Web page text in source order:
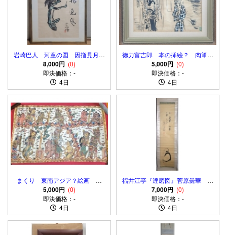
岩崎巴人 河童の図 因指見月
肉筆、紙本 額入り
8,000円 (0)
即決価格：-
4日
徳力富吉郎 本の挿絵？ 肉筆、
額入り
5,000円 (0)
即決価格：-
4日
まくり 東南アジア？絵画 布
地、キャンパス地？ 肉筆
5,000円 (0)
即決価格：-
4日
福井江亭『達磨図』菅原曇華 賛
『一華開五葉』画賛 肉筆、紙
本 合わせ箱
7,000円 (0)
即決価格：-
4日